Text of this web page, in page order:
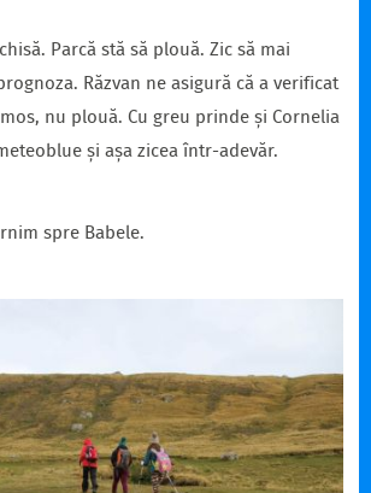
Parcă stă să plouă. Zic să mai
Răzvan ne asigură că a verificat
nu plouă. Cu greu prinde și Cornelia
și așa zicea într-adevăr.
spre Babele.